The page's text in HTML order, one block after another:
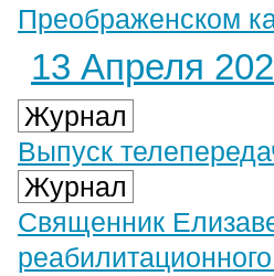
Преображенском
13 Апреля
Журнал
Выпуск
Журнал
Священник